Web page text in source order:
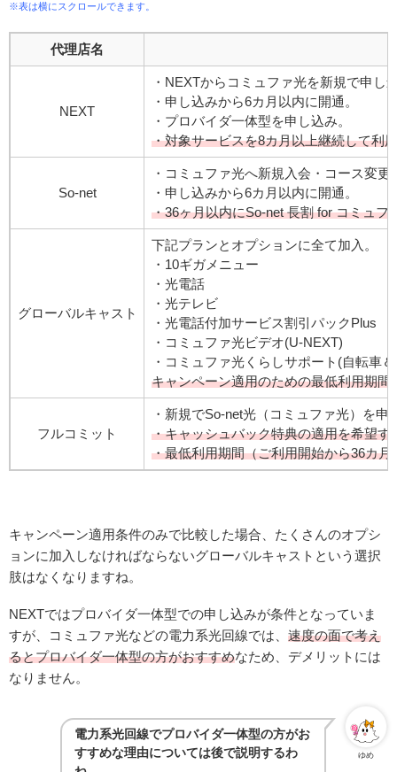
※表は横にスクロールできます。
代理店名
NEXT
・NEXTからコミュファ光を新規で申し
・申し込みから6カ月以内に開通。
・プロバイダ一体型を申し込み。
・対象サービスを8カ月以上継続して利
So-net
・コミュファ光へ新規入会・コース変更
・申し込みから6カ月以内に開通。
・36ヶ月以内にSo-net 長割 for コミュ
グローバルキャスト
下記プランとオプションに全て加入。
・10ギガメニュー
・光電話
・光テレビ
・光電話付加サービス割引パックPlus
・コミュファ光ビデオ(U-NEXT)
・コミュファ光くらしサポート(自転車
キャンペーン適用のための最低利用期間
フルコミット
・新規でSo-net光（コミュファ光）を申
・キャッシュバック特典の適用を希望
・最低利用期間（ご利用開始から36カ
キャンペーン適用条件のみで比較した場合、たくさんのオプシ
ョンに加入しなければならないグローバルキャストという選択
肢はなくなりますね。
NEXTではプロバイダ一体型での申し込みが条件となっていま
すが、コミュファ光などの電力系光回線では、 速度の面で考え
るとプロバイダ一体型の方がおすすめなため、デメリットには
なりません。
ゆめ
電力系光回線でプロバイダ一体型の方がお
すすめな理由については後で説明するわ